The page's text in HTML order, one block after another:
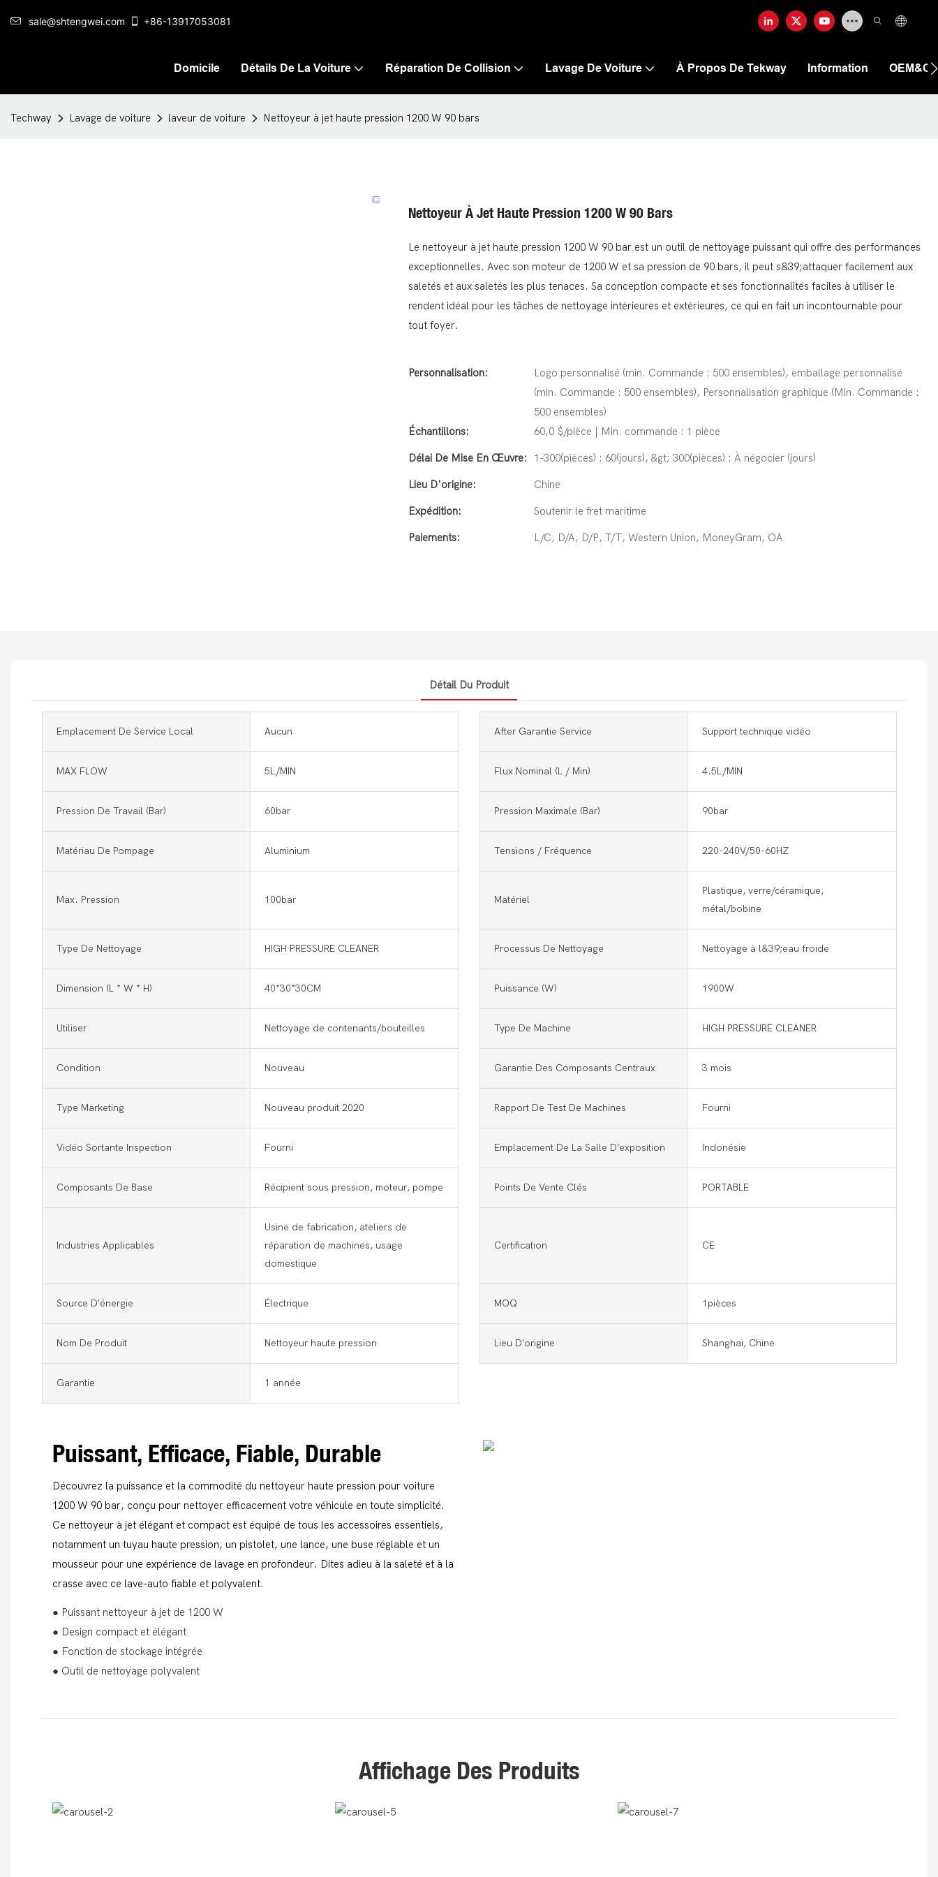
sale@shtengwei.com +86-13917053081
Domicile Détails De La Voiture Réparation De Collision Lavage De Voiture À Propos De Tekway Information
Techway Lavage de voiture laveur de voiture Nettoyeur à jet haute pression 1200 W 90 bars
Nettoyeur À Jet Haute Pression 1200 W 90 Bars
Le nettoyeur à jet haute pression 1200 W 90 bar est un outil de nettoyage puissant qui offre des performances
exceptionnelles. Avec son moteur de 1200 W et sa pression de 90 bars, il peut s&39;attaquer facilement aux
saletés et aux saletés les plus tenaces. Sa conception compacte et ses fonctionnalités faciles à utiliser le
rendent idéal pour les tâches de nettoyage intérieures et extérieures, ce qui en fait un incontournable pour
tout foyer.
Personnalisation:
Logo personnalisé (min. Commande : 500 ensembles), emballage personnalisé
(min. Commande : 500 ensembles), Personnalisation graphique (Min. Commande :
500 ensembles)
Échantillons:
60,0 $/pièce | Min. commande : 1 pièce
Délai De Mise En Œuvre: 1-300(pièces) : 60(jours), &gt; 300(pièces) : À négocier (jours)
Lieu D'origine: Chine
Expédition: Soutenir le fret maritime
Paiements: L/C, D/A, D/P, T/T, Western Union, MoneyGram, OA
Détail Du Produit
Emplacement De Service Local Aucun After Garantie Service Support technique vidéo
MAX FLOW 5L/MIN Flux Nominal (L / Min) 4.5L/MIN
Pression De Travail (bar) 60bar Pression Maximale (bar) 90bar
Matériau De Pompage Aluminium Tensions / Fréquence 220-240V/50-60HZ
Max. Pression 100bar Matériel
Plastique, verre/céramique,
métal/bobine
Type De Nettoyage HIGH PRESSURE CLEANER Processus De Nettoyage Nettoyage à l&39;eau froide
Dimension (l * W * H) 40*30*30CM Puissance (w) 1900W
Utiliser Nettoyage de contenants/bouteilles Type De Machine HIGH PRESSURE CLEANER
Condition Nouveau Garantie Des Composants Centraux 3 mois
Type Marketing Nouveau produit 2020 Rapport De Test De Machines Fourni
Vidéo Sortante Inspection Fourni Emplacement De La Salle D'exposition Indonésie
Composants De Base Récipient sous pression, moteur, pompe Points De Vente Clés PORTABLE
Industries Applicables
Usine de fabrication, ateliers de
réparation de machines, usage
domestique
Certification CE
Source D'énergie Électrique MOQ 1pièces
Nom De Produit Nettoyeur haute pression Lieu D'origine Shanghai, Chine
Garantie 1 année
Puissant, Efficace, Fiable, Durable
Découvrez la puissance et la commodité du nettoyeur haute pression pour voiture
1200 W 90 bar, conçu pour nettoyer efficacement votre véhicule en toute simplicité.
Ce nettoyeur à jet élégant et compact est équipé de tous les accessoires essentiels,
notamment un tuyau haute pression, un pistolet, une lance, une buse réglable et un
mousseur pour une expérience de lavage en profondeur. Dites adieu à la saleté et à la
crasse avec ce lave-auto fiable et polyvalent.
● Puissant nettoyeur à jet de 1200 W
● Design compact et élégant
● Fonction de stockage intégrée
● Outil de nettoyage polyvalent
Affichage Des Produits